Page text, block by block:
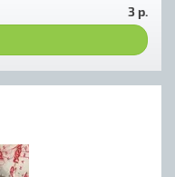
3 р.